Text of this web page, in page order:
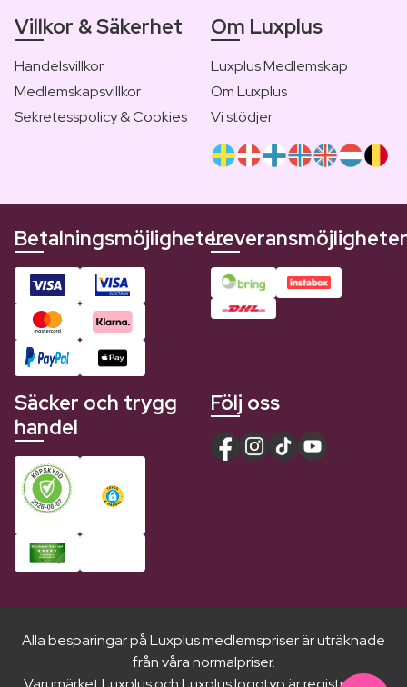
Villkor & Säkerhet
Handelsvillkor
Medlemskapsvillkor
Sekretesspolicy & Cookies
Om Luxplus
Luxplus Medlemskap
Om Luxplus
Vi stödjer
BetalningsmöjligheterLeveransmöjligheter
Säcker och trygg
handel
Följ oss
Alla besparingar på Luxplus medlemspriser är uträknade
från våra normalpriser.